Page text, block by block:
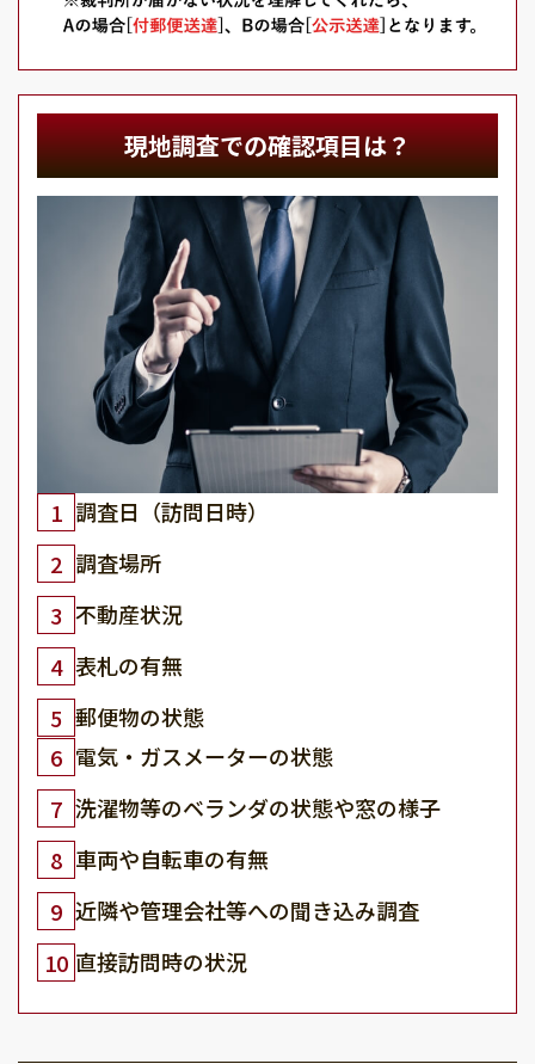
現地調査での確認項目は？
1 調査日（訪問日時）
2 調査場所
3 不動産状況
4 表札の有無
5 郵便物の状態
6 電気・ガスメーターの状態
7 洗濯物等のベランダの状態や窓の様子
8 車両や自転車の有無
9 近隣や管理会社等への聞き込み調査
10 直接訪問時の状況